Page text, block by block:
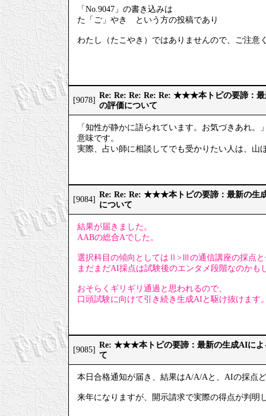
「No.9047」の書き込みは
た「ご」やき という方の投稿であり
わたし（たこやき）ではありませんので、ご注意
[9078]
Re: Re: Re: Re: Re: ★★★本トピの要諦：最
の評価について
「知性が静かに語られています。お気づきあれ
意味です。
実際、占い師に相談してでも受かりたい人は、山
[9084]
Re: Re: Re: ★★★本トピの要諦：最新の生
について
結果が届きました。
AABの総合Aでした。
選択科目の傾向としてはⅡ>Ⅲの通信講座の採点
まだまだAI採点は試験後のエンタメ段階なのかも
おそらくギリギリ通過と思われるので、
口頭試験に向けて引き続き生成AIと駆け抜けます
[9085]
Re: ★★★本トピの要諦：最新の生成AIによ
て
本日合格通知が届き、結果はA/A/Aと、AIの採点
来年になりますが、開示請求で実際の得点が判明